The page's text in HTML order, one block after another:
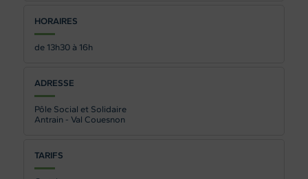
HORAIRES
de 13h30 à 16h
ADRESSE
Pôle Social et Solidaire
Antrain - Val Couesnon
TARIFS